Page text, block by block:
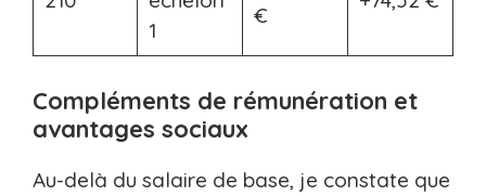
1
€
Compléments de rémunération et
avantages sociaux
Au-delà du salaire de base, je constate que